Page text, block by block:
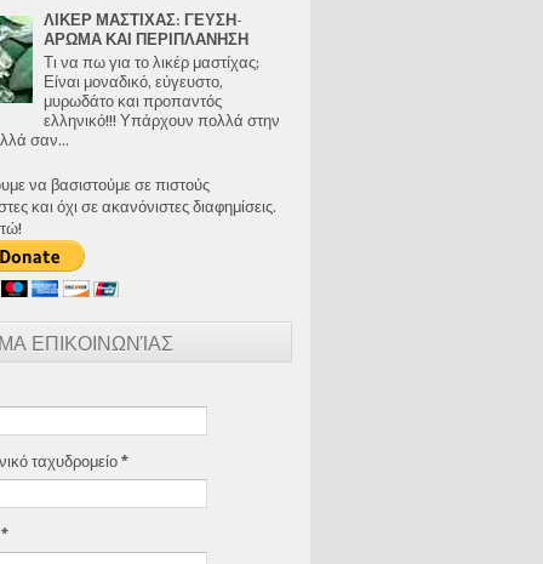
ΛΙΚΕΡ ΜΑΣΤΙΧΑΣ: ΓΕΥΣΗ-
ΑΡΩΜΑ ΚΑΙ ΠΕΡΙΠΛΑΝΗΣΗ
Τι να πω για το λικέρ μαστίχας;
Είναι μοναδικό, εύγευστο,
μυρωδάτο και προπαντός
ελληνικό!!! Υπάρχουν πολλά στην
σαν...
να βασιστούμε σε πιστούς
και όχι σε ακανόνιστες διαφημίσεις.
ΕΠΙΚΟΙΝΩΝΊΑΣ
ταχυδρομείο*
*